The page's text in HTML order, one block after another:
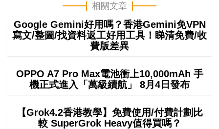
相關文章
Google Gemini好用嗎？香港Gemini免VPN
寫文/整圖/找資料返工好用工具！睇清免費/收
費版差異
OPPO A7 Pro Max電池衝上10,000mAh 手
機正式進入「萬級續航」 8月4日發布
【Grok4.2香港教學】免費使用/付費計劃比
較 SuperGrok Heavy值得買嗎？